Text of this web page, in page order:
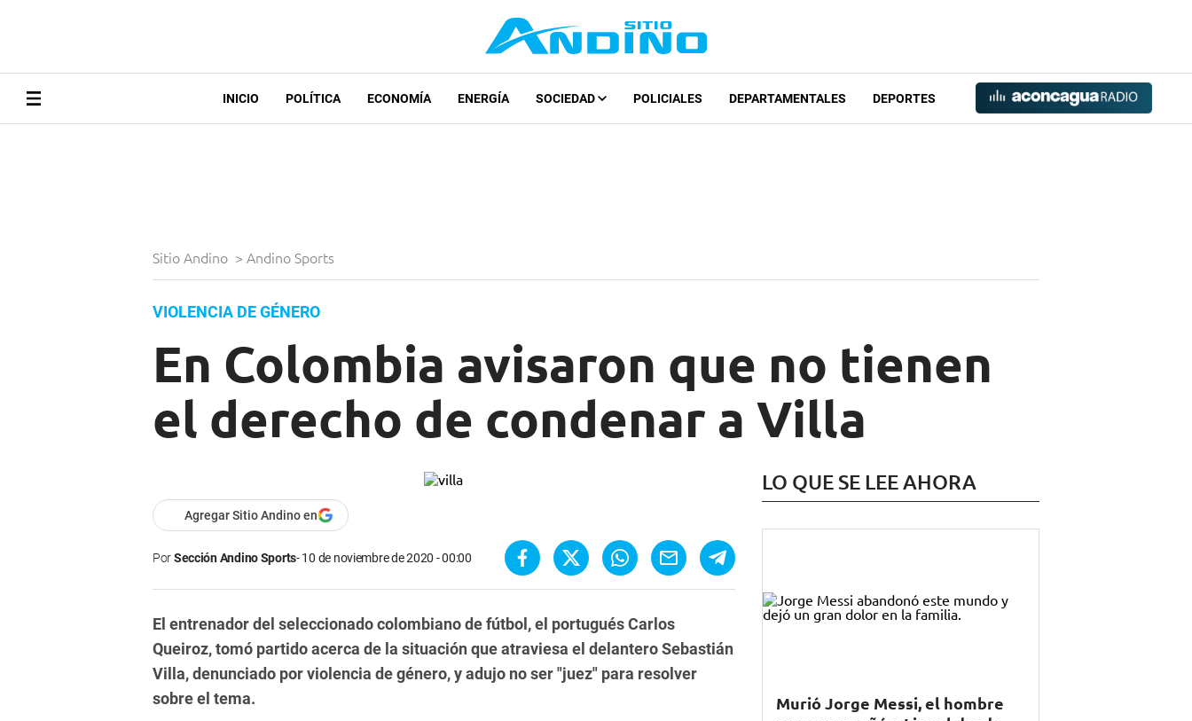
INICIO POLÍTICA ECONOMÍA ENERGÍA SOCIEDAD POLICIALES DEPARTAMENTALES DEPORTES
Sitio Andino > Andino Sports
VIOLENCIA DE GÉNERO
En Colombia avisaron que no tienen
el derecho de condenar a Villa
Agregar Sitio Andino en
PorSección Andino Sports 10 de noviembre de 2020 - 00:00
El entrenador del seleccionado colombiano de fútbol, el portugués Carlos
Queiroz, tomó partido acerca de la situación que atraviesa el delantero Sebastián
Villa, denunciado por violencia de género, y adujo no ser "juez" para resolver
sobre el tema.
LO QUE SE LEE AHORA
Murió Jorge Messi, el hombre